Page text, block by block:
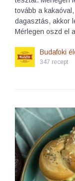
tovább a
dagasztás, akkor
Mérlegen oszd el
Budafoki
347 recept